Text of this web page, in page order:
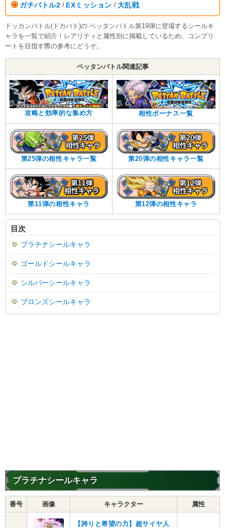
ガチバトル2 / EXミッション / 大乱戦
ドッカンバトル(ドカバト)の ペッタンバトル第19弾に登場するシールキ
ャラを一覧で紹介！レアリティと属性別に掲載しているため、コンプリ
ートを目指す際の参考にどうぞ。
ペッタンバトル関連記事
攻略と効率的な集め方 相性ボーナス一覧
第25弾の相性キャラ一覧 第20弾の相性キャラ一覧
第11弾の相性キャラ 第12弾の相性キャラ
目次
プラチナシールキャラ
ゴールドシールキャラ
シルバーシールキャラ
ブロンズシールキャラ
プラチナシールキャラ
番号 画像 キャラクター 属性
【誇りと希望の力】超サイヤ人